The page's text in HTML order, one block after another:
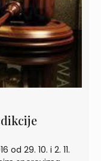
29. 10. i 2. 11.